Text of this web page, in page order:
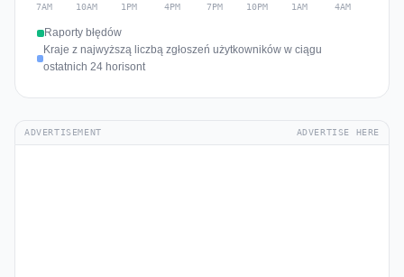
Raporty błędów
Kraje z najwyższą liczbą zgłoszeń użytkowników w ciągu
ostatnich 24 horisont
ADVERTISEMENT ADVERTISE HERE